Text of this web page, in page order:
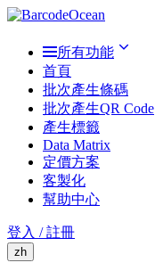
所有功能
首頁
批次產生條碼
批次產生QR Code
產生標籤
Data Matrix
定價方案
客製化
幫助中心
登入 / 註冊
zh